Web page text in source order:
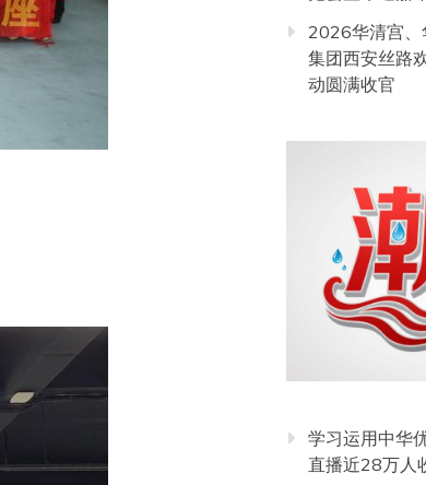
2026华清宫、
集团西安丝路
动圆满收官
学习运用中华
直播近28万人